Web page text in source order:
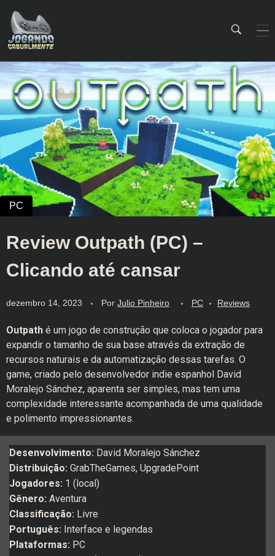
Jogando Casualmente
Conteúdo family friendly sobre games! Desde 2019 analisando jogos.
Review Outpath (PC) –
Clicando até cansar
dezembro 14, 2023 Por Julio Pinheiro PC Reviews
Outpath é um jogo de construção que coloca o jogador para
expandir o tamanho de sua base através da extração de
recursos naturais e da automatização dessas tarefas. O
game, criado pelo desenvolvedor indie espanhol David
Moralejo Sánchez, aparenta ser simples, mas tem uma
complexidade interessante acompanhada de uma qualidade
e polimento impressionantes.
Desenvolvimento: David Moralejo Sánchez
Distribuição: GrabTheGames, UpgradePoint
Jogadores: 1 (local)
Gênero: Aventura
Classificação: Livre
Português: Interface e legendas
Plataformas: PC